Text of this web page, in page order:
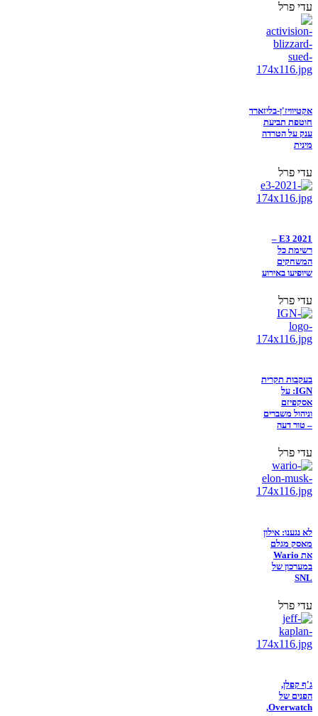
עדי פרל
אקטיוויז'ן-בליזארד
חוטפת תביעת
ענק על הטרדה
מינית
עדי פרל
E3 2021 –
רשימת כל
המשחקים
שיופיעו באירוע
עדי פרל
בעקבות תקרית
IGN: על
אסקפיזם
וניהול משברים
– טור דעה
עדי פרל
לא נגענו: אילון
מאסק מגלם
את Wario
במערכון של
SNL
עדי פרל
ג'ף קפלן,
הפנים של
Overwatch,